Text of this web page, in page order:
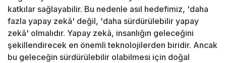
katkılar sağlayabilir. Bu nedenle asıl hedefimiz, 'daha
fazla yapay zekâ' değil, 'daha sürdürülebilir yapay
zekâ' olmalıdır. Yapay zekâ, insanlığın geleceğini
şekillendirecek en önemli teknolojilerden biridir. Ancak
bu geleceğin sürdürülebilir olabilmesi için doğal